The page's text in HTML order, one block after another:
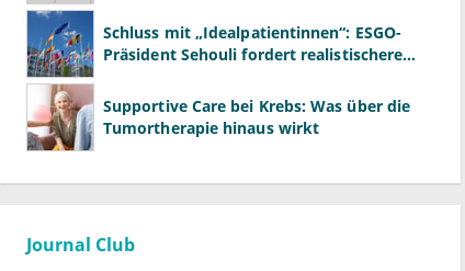
Schluss mit „Idealpatientinnen“: ESGO-
Präsident Sehouli fordert realistischere
Supportive Care bei Krebs: Was über die
Tumortherapie hinaus wirkt
Journal Club